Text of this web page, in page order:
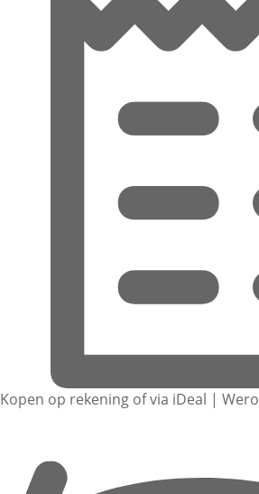
Kopen op rekening of via iDeal | Wero